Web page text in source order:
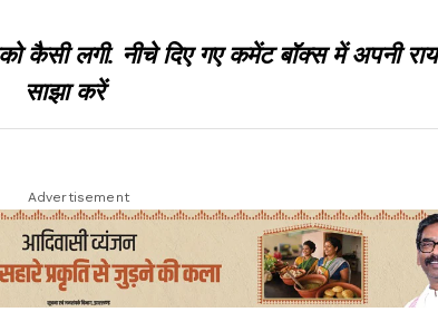
लगी. नीचे दिए गए कमेंट बॉक्स में अपनी राय
साझा करें
Advertisement